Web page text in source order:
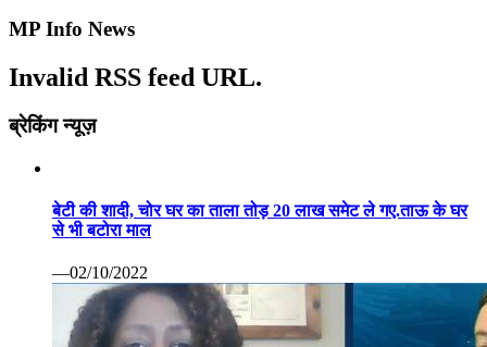
MP Info News
Invalid RSS feed URL.
ब्रेकिंग न्यूज़
बेटी की शादी, चोर घर का ताला तोड़ 20 लाख समेट ले गए.ताऊ के घर
से भी बटोरा माल
—02/10/2022